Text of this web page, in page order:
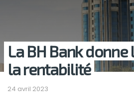
La BH Bank
la rentabilité
24 avril 2023